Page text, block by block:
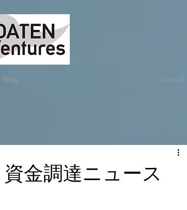
Blog Contact
資金調達ニュース